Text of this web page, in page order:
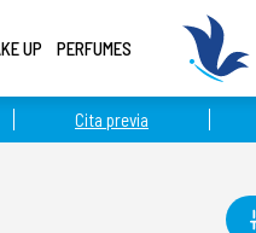
Cita previa
UP PERFUMES